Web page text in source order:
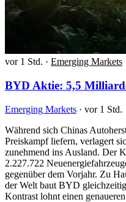
vor 1 Std. · Emerging Markets
BYD Aktie: 5,5
Emerging Markets · vor 1 Std.
Während sich Chinas
Preiskampf liefern, verlagert
zunehmend ins Ausland. Der
2.227.722
gegenüber dem Vorjahr. Zu
der Welt baut BYD
Kontrast lohnt einen